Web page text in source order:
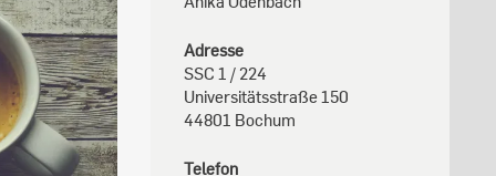
Early Career Researchers
Archiv
Redaktion
Campusentwicklung
Spenden und Stiften
Adresse
SSC 1 / 224
Universitätsstraße 150
44801 Bochum
Telefon